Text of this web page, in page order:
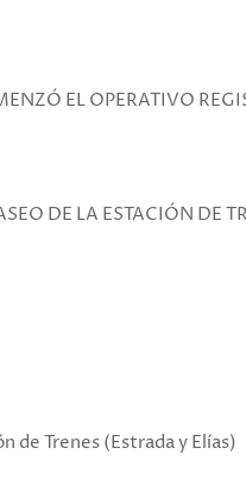
EL OPERATIVO
DE LA ESTACIÓN DE
de Trenes (Estrada y Elías)